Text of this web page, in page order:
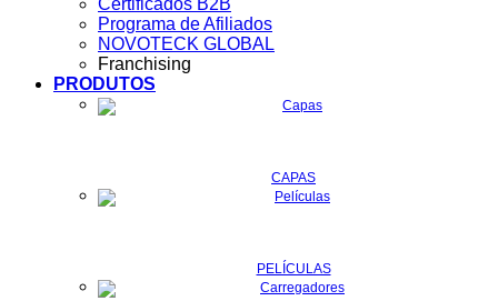
Programa de Afiliados
NOVOTECK GLOBAL
Franchising
PRODUTOS
CAPAS
PELÍCULAS